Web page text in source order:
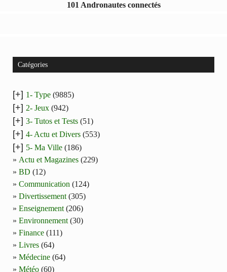
101 Andronautes connectés
Catégories
[+] 1- Type (9885)
[+] 2- Jeux (942)
[+] 3- Tutos et Tests (51)
[+] 4- Actu et Divers (553)
[+] 5- Ma Ville (186)
Actu et Magazines (229)
BD (12)
Communication (124)
Divertissement (305)
Enseignement (206)
Environnement (30)
Finance (111)
Livres (64)
Médecine (64)
Météo (60)